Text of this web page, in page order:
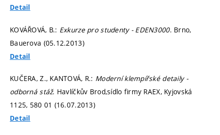
Detail
KOVÁŘOVÁ, B.: Exkurze pro studenty - EDEN3000. Brno,
Bauerova (05.12.2013)
Detail
KUČERA, Z., KANTOVÁ, R.: Moderní klempířské detaily -
odborná stáž. Havlíčkův Brod,sídlo firmy RAEX, Kyjovská
1125, 580 01 (16.07.2013)
Detail